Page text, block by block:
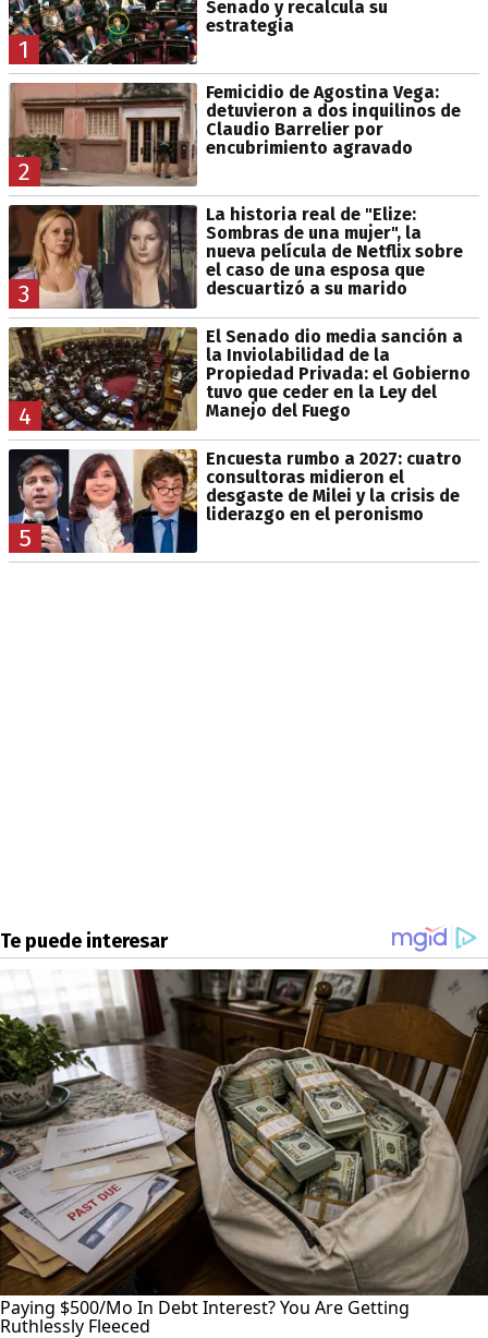
1
Senado y recalcula su
estrategia
2
Femicidio de Agostina Vega:
detuvieron a dos inquilinos de
Claudio Barrelier por
encubrimiento agravado
3
La historia real de "Elize:
Sombras de una mujer", la
nueva película de Netflix sobre
el caso de una esposa que
descuartizó a su marido
4
El Senado dio media sanción a
la Inviolabilidad de la
Propiedad Privada: el Gobierno
tuvo que ceder en la Ley del
Manejo del Fuego
5
Encuesta rumbo a 2027: cuatro
consultoras midieron el
desgaste de Milei y la crisis de
liderazgo en el peronismo